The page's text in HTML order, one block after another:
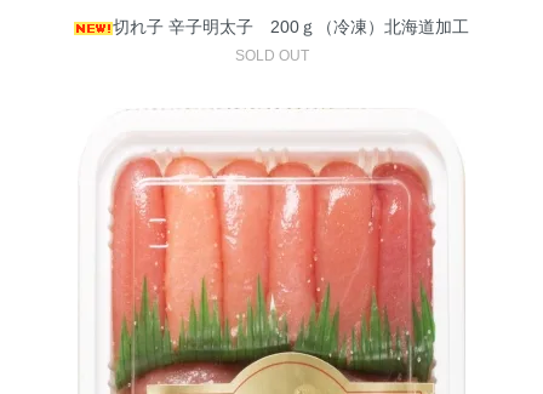
切れ子 辛子明太子 200ｇ（冷凍）北海道加工
SOLD OUT